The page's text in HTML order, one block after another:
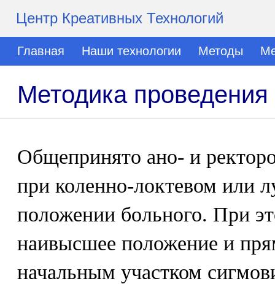
Центр Креативных Технологий
Главная Наши технологии Методы
Методика
Общепринято ано- и
при коленно-локтевом или
положении больного. При
наивысшее положение и
начальным участком